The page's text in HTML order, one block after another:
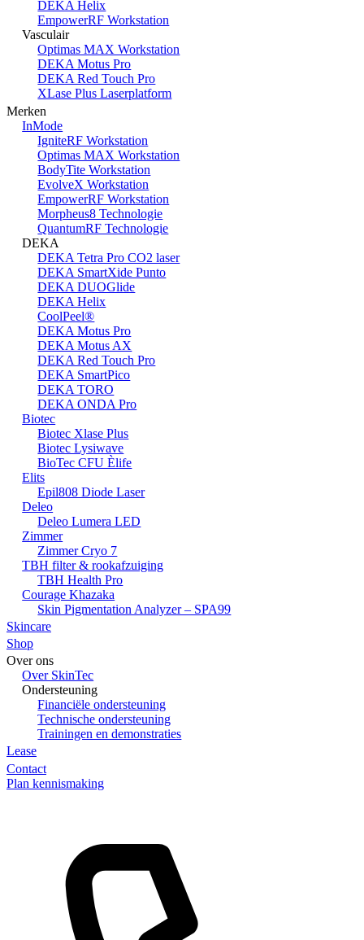
DEKA Helix
EmpowerRF Workstation
Vasculair
Optimas MAX Workstation
DEKA Motus Pro
DEKA Red Touch Pro
XLase Plus Laserplatform
Merken
InMode
IgniteRF Workstation
Optimas MAX Workstation
BodyTite Workstation
EvolveX Workstation
EmpowerRF Workstation
Morpheus8 Technologie
QuantumRF Technologie
DEKA
DEKA Tetra Pro CO2 laser
DEKA SmartXide Punto
DEKA DUOGlide
DEKA Helix
CoolPeel®
DEKA Motus Pro
DEKA Motus AX
DEKA Red Touch Pro
DEKA SmartPico
DEKA TORO
DEKA ONDA Pro
Biotec
Biotec Xlase Plus
Biotec Lysiwave
BioTec CFU Èlife
Elits
Epil808 Diode Laser
Deleo
Deleo Lumera LED
Zimmer
Zimmer Cryo 7
TBH filter & rookafzuiging
TBH Health Pro
Courage Khazaka
Skin Pigmentation Analyzer – SPA99
Skincare
Shop
Over ons
Over SkinTec
Ondersteuning
Financiële ondersteuning
Technische ondersteuning
Trainingen en demonstraties
Lease
Contact
Plan kennismaking